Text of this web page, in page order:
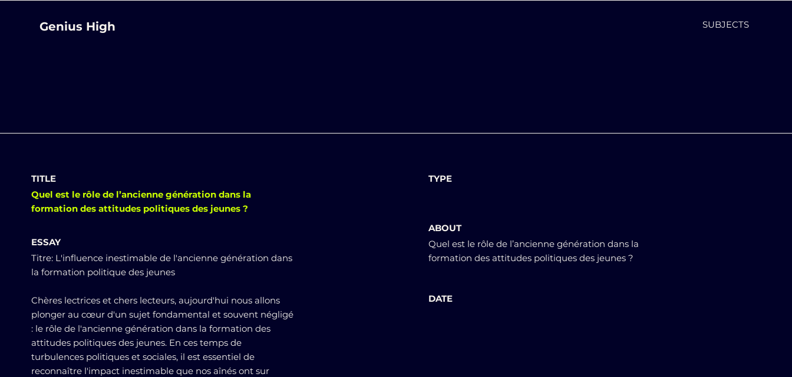
Genius High SUBJECTS
TITLE
Quel est le rôle de l’ancienne génération dans la
formation des attitudes politiques des jeunes ?
ESSAY
Titre: L'influence inestimable de l'ancienne génération dans
la formation politique des jeunes
Chères lectrices et chers lecteurs, aujourd'hui nous allons
plonger au cœur d'un sujet fondamental et souvent négligé
: le rôle de l'ancienne génération dans la formation des
attitudes politiques des jeunes. En ces temps de
turbulences politiques et sociales, il est essentiel de
reconnaître l'impact inestimable que nos aînés ont sur
TYPE
ABOUT
Quel est le rôle de l’ancienne génération dans la
formation des attitudes politiques des jeunes ?
DATE